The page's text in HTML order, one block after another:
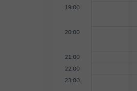
19:00
20:00
21:00
22:00
23:00